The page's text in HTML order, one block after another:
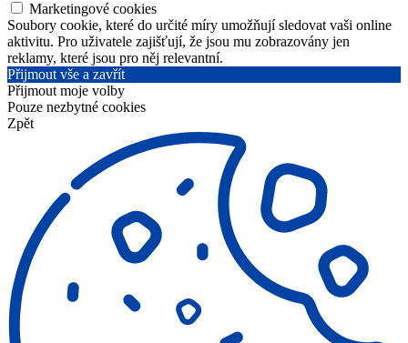
Marketingové cookies
Soubory cookie, které do určité míry umožňují sledovat vaši online
aktivitu. Pro uživatele zajišťují, že jsou mu zobrazovány jen
reklamy, které jsou pro něj relevantní.
Přijmout vše a zavřít
Přijmout moje volby
Pouze nezbytné cookies
Zpět